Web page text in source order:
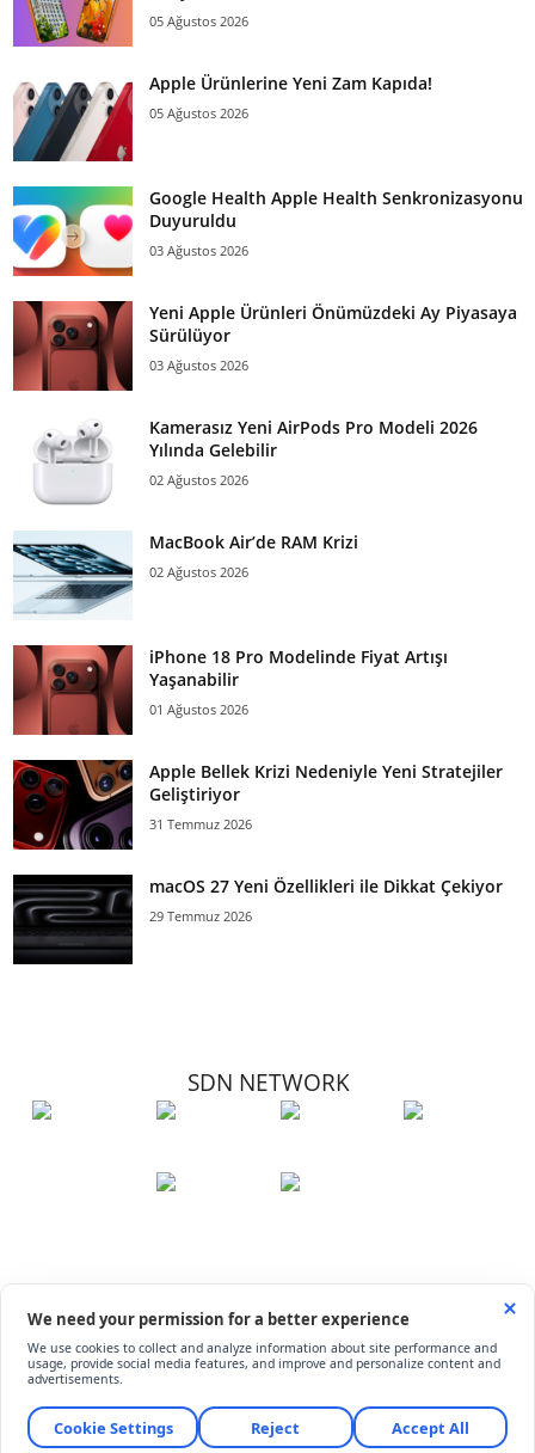
05 Ağustos 2026
Apple Ürünlerine Yeni Zam Kapıda!
05 Ağustos 2026
Google Health Apple Health Senkronizasyonu
Duyuruldu
03 Ağustos 2026
Yeni Apple Ürünleri Önümüzdeki Ay Piyasaya
Sürülüyor
03 Ağustos 2026
Kamerasız Yeni AirPods Pro Modeli 2026
Yılında Gelebilir
02 Ağustos 2026
MacBook Air’de RAM Krizi
02 Ağustos 2026
iPhone 18 Pro Modelinde Fiyat Artışı
Yaşanabilir
01 Ağustos 2026
Apple Bellek Krizi Nedeniyle Yeni Stratejiler
Geliştiriyor
31 Temmuz 2026
macOS 27 Yeni Özellikleri ile Dikkat Çekiyor
29 Temmuz 2026
SDN NETWORK